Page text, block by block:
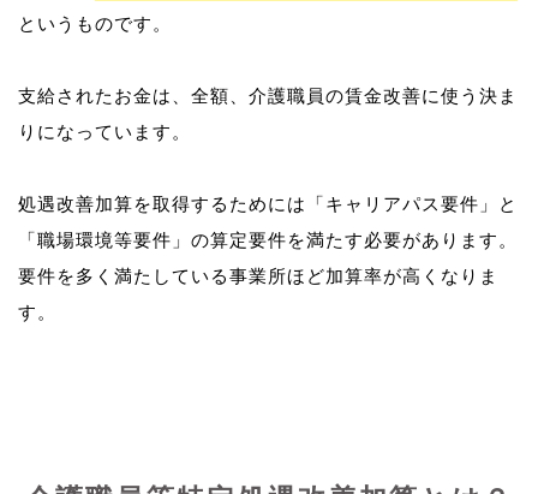
というものです。
支給されたお金は、全額、介護職員の賃金改善に使う決ま
りになっています。
処遇改善加算を取得するためには「キャリアパス要件」と
「職場環境等要件」の算定要件を満たす必要があります。
要件を多く満たしている事業所ほど加算率が高くなりま
す。